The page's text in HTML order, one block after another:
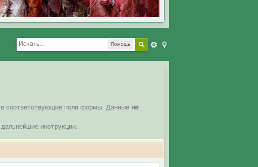
Помощь
соответствующие поля формы. Данные не
инструкции.